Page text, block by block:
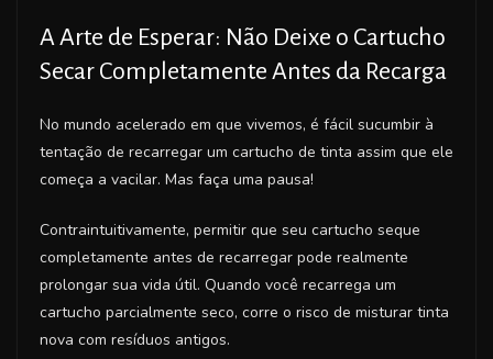
A Arte de Esperar: Não Deixe o Cartucho
Secar Completamente Antes da Recarga
No mundo acelerado em que vivemos, é fácil sucumbir à
tentação de recarregar um cartucho de tinta assim que ele
começa a vacilar. Mas faça uma pausa!
Contraintuitivamente, permitir que seu cartucho seque
completamente antes de recarregar pode realmente
prolongar sua vida útil. Quando você recarrega um
cartucho parcialmente seco, corre o risco de misturar tinta
nova com resíduos antigos.